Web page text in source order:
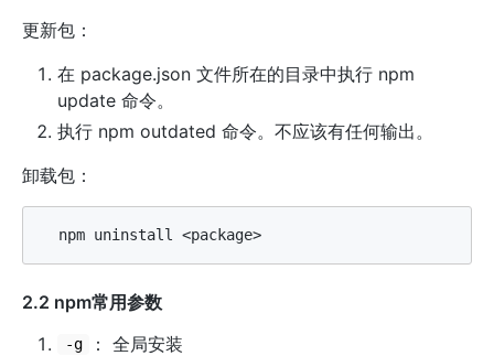
更新包：
在 package.json 文件所在的目录中执行 npm
update 命令。
执行 npm outdated 命令。不应该有任何输出。
卸载包：
2.2 npm常用参数
-g ： 全局安装